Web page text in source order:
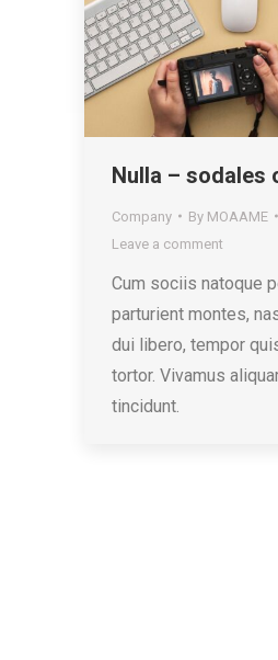
Nulla – sodales
Company By MOAAME
Leave a comment
Cum sociis natoque
parturient montes,
dui libero, tempor
tortor. Vivamus
tincidunt.